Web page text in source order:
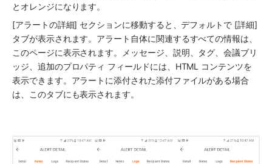
とオレンジになります。
[アラートの詳細] セクションに移動すると、デフォルトで [詳細]
タブが表示されます。アラート自体に関連するすべての情報は、
このページに表示されます。メッセージ、説明、タグ、会議ブリ
ッジ、追加のプロパティ フィールドには、HTML コンテンツを
表示できます。アラートに添付された添付ファイルがある場合
は、このタブにも表示されます。